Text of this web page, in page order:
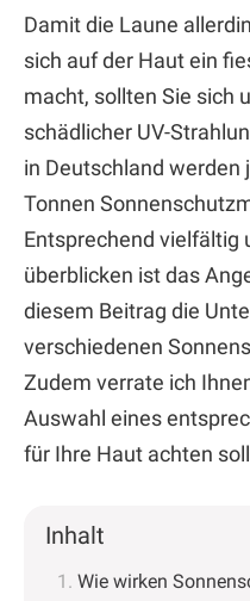
Damit die Laune
sich auf der Haut ein
macht, sollten Sie sich
schädlicher UV-
in Deutschland werden
Tonnen
Entsprechend vielfältig
überblicken ist das
diesem Beitrag die
verschiedenen
Zudem verrate ich
Auswahl eines
für Ihre Haut achten
Inhalt
Wie wirken